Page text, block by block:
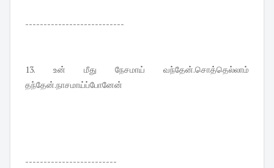
---------------------------
13. உன் மீது நேசமாய் வந்தேன்.சொத்தெல்லாம்
தந்தேன்.நாசமாய்ப்போனேன்
-------------------------